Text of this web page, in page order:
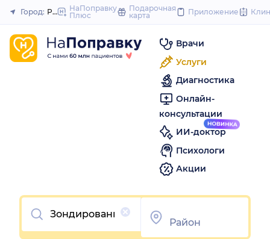
to
Закрыть
Город: Ростов-на-Дону
НаПоправку
Плюс
Подарочная
карта
Приложение
Врачи
Услуги
Диагностика
Онлайн-
консультации
ИИ-доктор
Психологи
Акции
Очистить